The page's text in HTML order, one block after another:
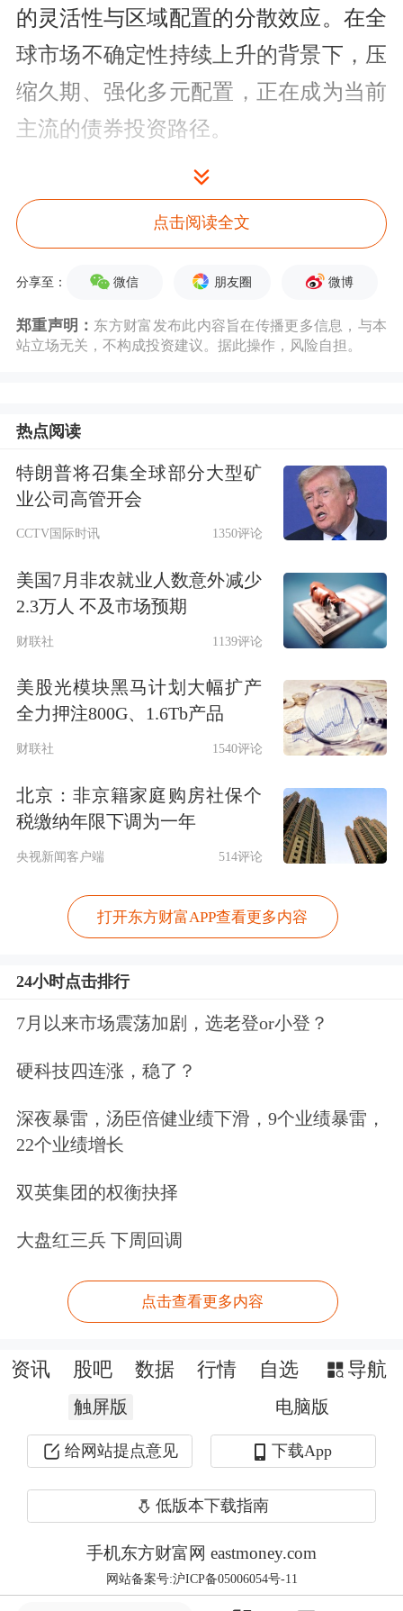
的灵活性与区域配置的分散效应。在全
球市场不确定性持续上升的背景下，压
缩久期、强化多元配置，正在成为当前
主流的债券投资路径。
长期美债承压，短久期成“避风港”
自4月以来，美国国债收益率大幅上
升，引发市场广泛关注。贝莱德智库指
态的体现。他们表示，对发达市场长期
欧元区信用债。
这一判断背后，是对美国财政赤字持续
扩大的担忧。3月时，基于外部机构对
贸易、财政和移民政策影响的预测，贝
莱德预计美国财政赤字率将落在5%至
7%的区间。此后，
将美国信用评
减税法案，这项法案可能将美国财政赤
字率推至该区间上限或者超过上限。贝
影响海外投资者，并促使债券期限溢价
事实上，早在2021年，贝莱德就曾表
示，由于债券极易因投资者对其风险认
知的变化而受到影响，高企的政府债务
会增加偿债成本。因此，贝莱德对发达
市场长期政府债券维持低配观点。
退风险已下降，债券市场也在局部迅速
消化这一情况。截至目前，经济数据表
现仍相对稳健，美国经济似乎已避开最
坏的情况。
施罗德投资进一步指出，目前，关税所
引发的不确定性可能尚未全面影响实体
经济，但其冲击似乎低于先前预期。不
场不确定性，营商环境变得更困难，预
期未来数月美国经济将面临放缓压力。
点击阅读全文
分享至： 微信 朋友圈 微博
郑重声明： 东方财富发布此内容旨在传播更多信息，与本
站立场无关，不构成投资建议。据此操作，风险自担。
热点阅读
特朗普将召集全球部分大型矿
业公司高管开会
CCTV国际时讯 1350评论
美国7月非农就业人数意外减少
2.3万人 不及市场预期
财联社 1139评论
美股光模块黑马计划大幅扩产
全力押注800G、1.6Tb产品
财联社 1540评论
北京：非京籍家庭购房社保个
税缴纳年限下调为一年
央视新闻客户端 514评论
打开东方财富APP查看更多内容
24小时点击排行
7月以来市场震荡加剧，选老登or小登？
硬科技四连涨，稳了？
深夜暴雷，汤臣倍健业绩下滑，9个业绩暴雷，
22个业绩增长
双英集团的权衡抉择
大盘红三兵 下周回调
点击查看更多内容
资讯 股吧 数据 行情 自选 导航
触屏版 电脑版
给网站提点意见 下载App
低版本下载指南
手机东方财富网 eastmoney.com
网站备案号:沪ICP备05006054号-11